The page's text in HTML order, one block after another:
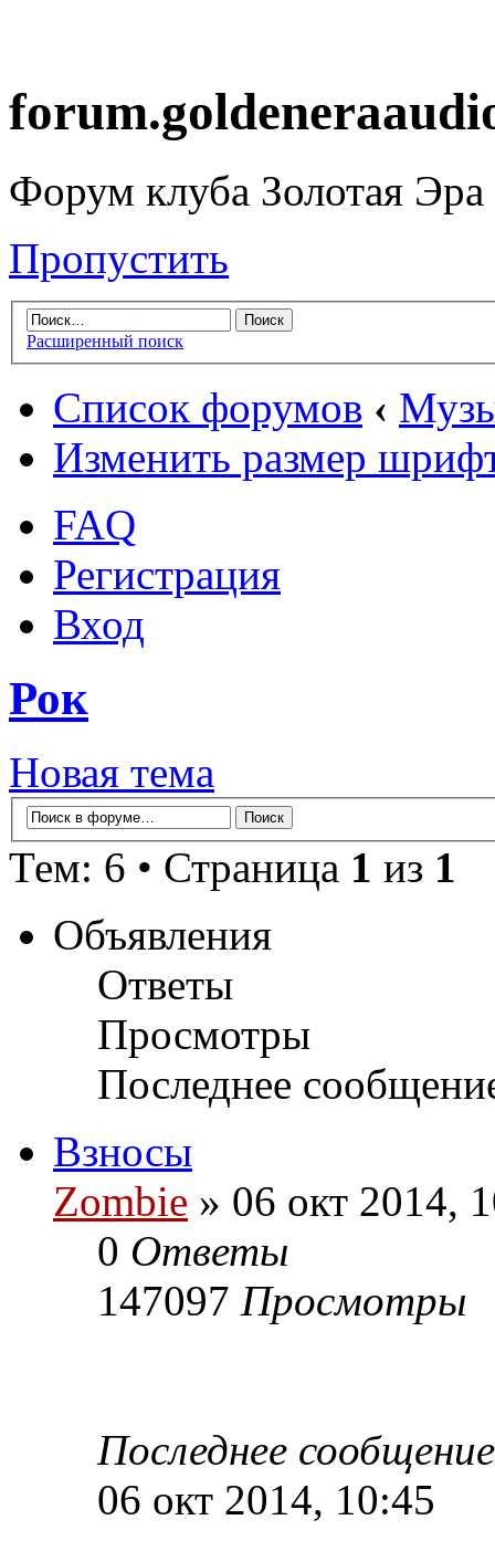
Форум клуба Золотая
Пропустить
Расширенный поиск
Список форумов ‹
Изменить размер
FAQ
Регистрация
Вход
Рок
Новая тема
Тем: 6 • Страница 1 из 1
Объявления
Ответы
Просмотры
Последнее
Взносы
Zombie » 06 окт 2014,
0 Ответы
147097 Просмотры
Последнее
06 окт 2014, 10:45